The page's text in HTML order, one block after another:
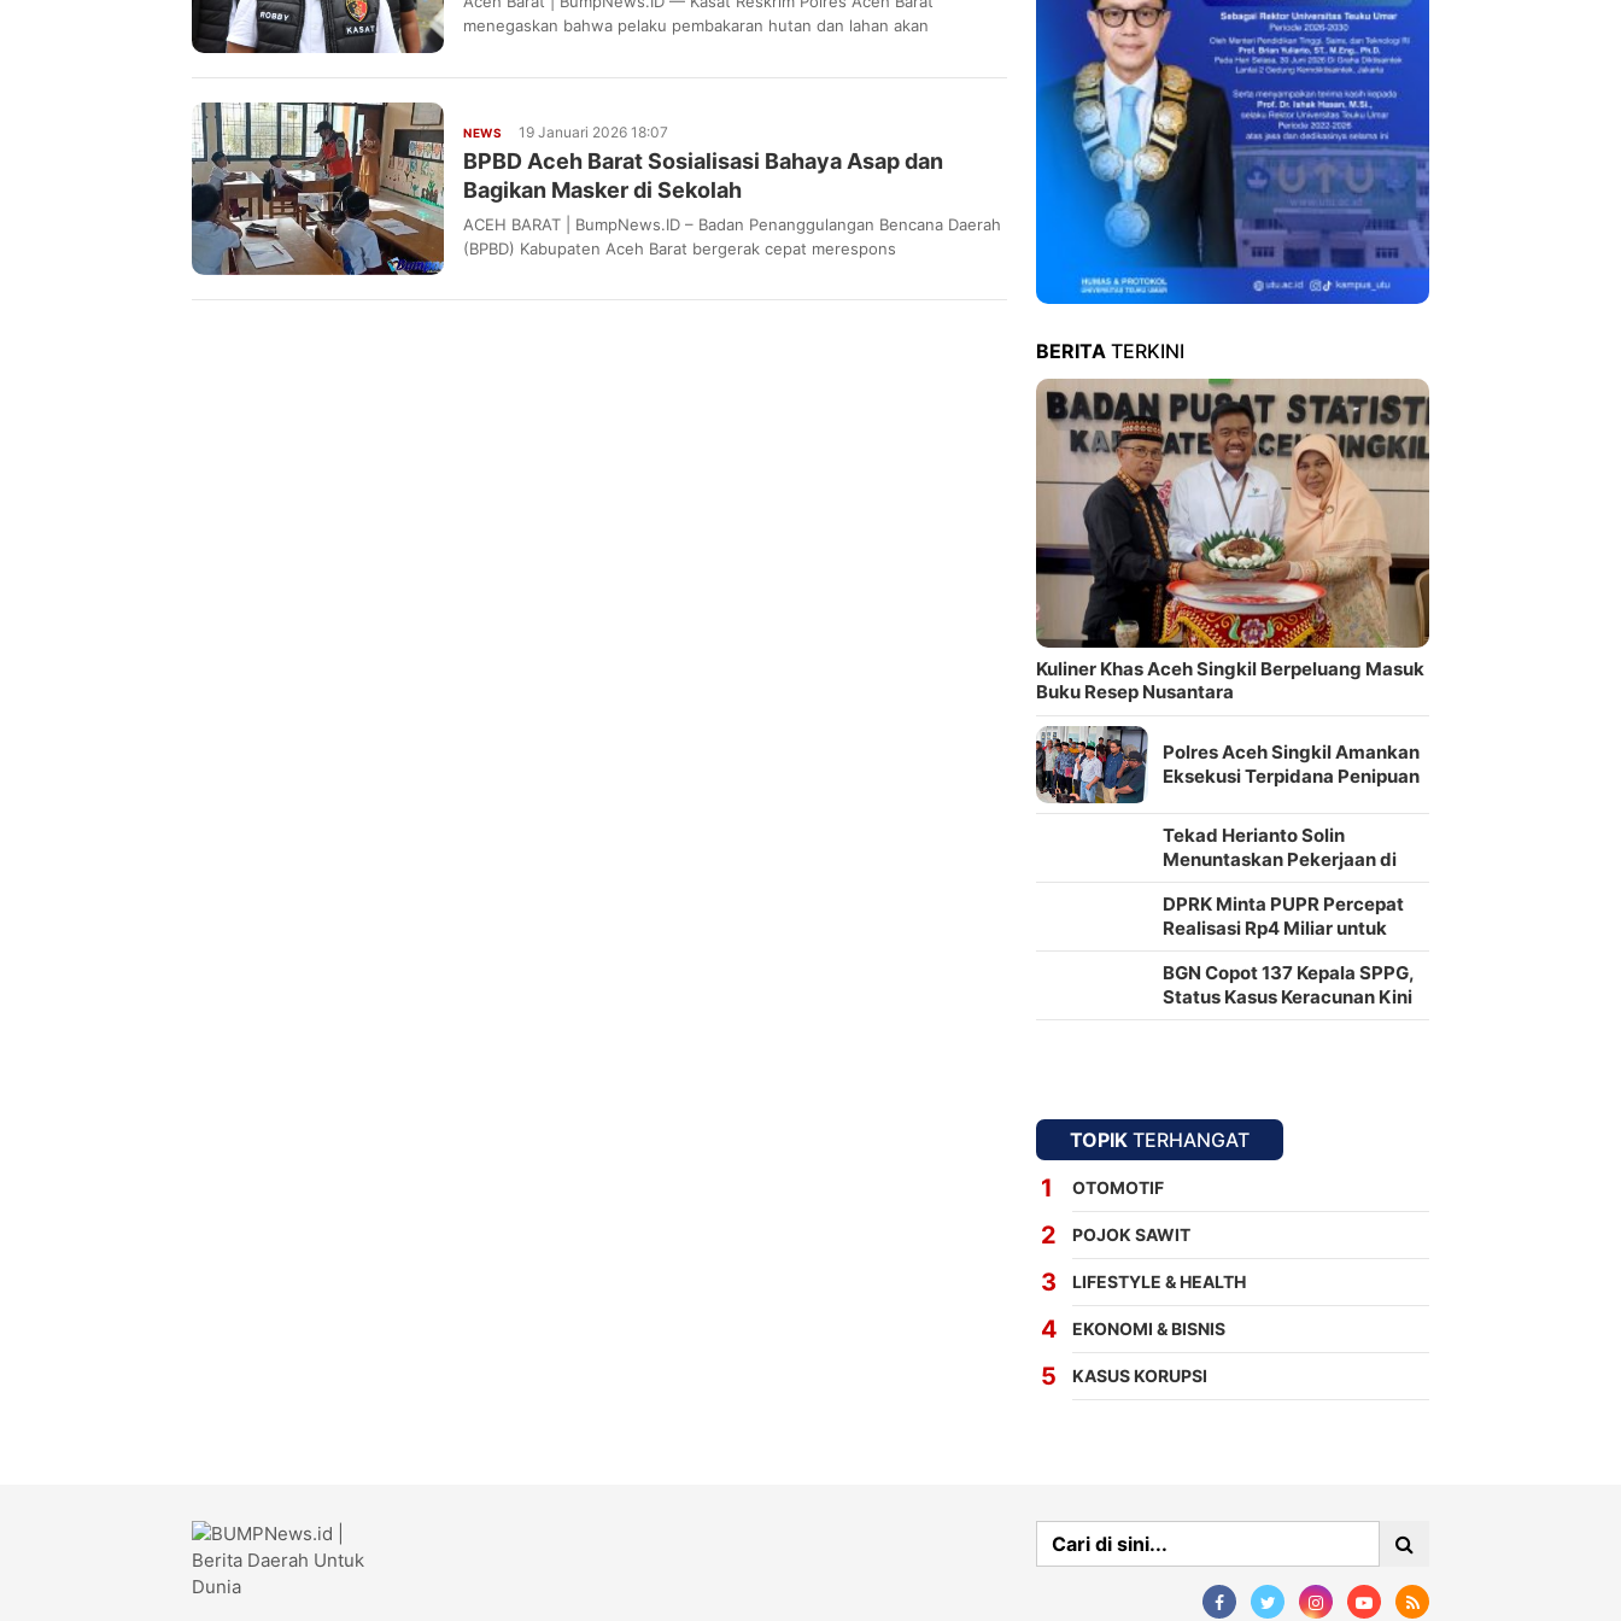
menegaskan bahwa pelaku pembakaran hutan dan lahan akan
NEWS 19 Januari 2026 18:07
BPBD Aceh Barat Sosialisasi Bahaya Asap dan
Bagikan Masker di Sekolah
ACEH BARAT | BumpNews.ID – Badan Penanggulangan Bencana Daerah
(BPBD) Kabupaten Aceh Barat bergerak cepat merespons
(karhutla)….
BERITA TERKINI
Kuliner Khas Aceh Singkil Berpeluang Masuk
Buku Resep Nusantara
Polres Aceh Singkil Amankan
Eksekusi Terpidana Penipuan
Tekad Herianto Solin
Menuntaskan Pekerjaan di
Kampong Lae Ikan
DPRK Minta PUPR Percepat
Realisasi Rp4 Miliar untuk
Jalan Syekh Hamzah Fansuri–
Runding
BGN Copot 137 Kepala SPPG,
Status Kasus Keracunan Kini
Jadi Kejadian Fatal
TOPIK TERHANGAT
OTOMOTIF
POJOK SAWIT
LIFESTYLE & HEALTH
EKONOMI & BISNIS
KASUS KORUPSI